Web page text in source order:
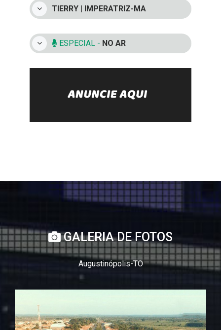
TIERRY | IMPERATRIZ-MA
ESPECIAL - NO AR
GALERIA DE FOTOS
Augustinópolis-TO